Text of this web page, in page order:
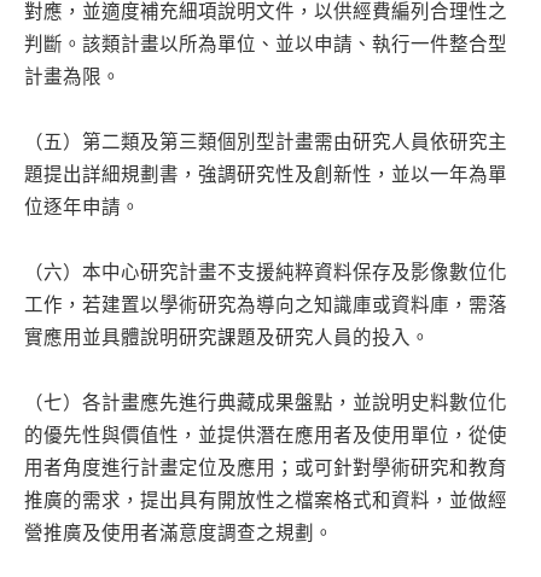
對應，並適度補充細項說明文件，以供經費編列合理性之
判斷。該類計畫以所為單位、並以申請、執行一件整合型
計畫為限。
（五）第二類及第三類個別型計畫需由研究人員依研究主
題提出詳細規劃書，強調研究性及創新性，並以一年為單
位逐年申請。
（六）本中心研究計畫不支援純粹資料保存及影像數位化
工作，若建置以學術研究為導向之知識庫或資料庫，需落
實應用並具體說明研究課題及研究人員的投入。
（七）各計畫應先進行典藏成果盤點，並說明史料數位化
的優先性與價值性，並提供潛在應用者及使用單位，從使
用者角度進行計畫定位及應用；或可針對學術研究和教育
推廣的需求，提出具有開放性之檔案格式和資料，並做經
營推廣及使用者滿意度調查之規劃。